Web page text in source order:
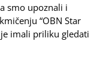
smo upoznali i
“OBN Star
imali priliku gledati